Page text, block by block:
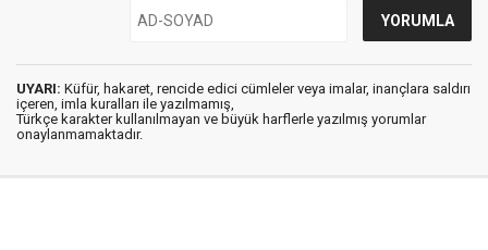
UYARI: Küfür, hakaret, rencide edici cümleler veya imalar, inançlara saldırı
içeren, imla kuralları ile yazılmamış,
Türkçe karakter kullanılmayan ve büyük harflerle yazılmış yorumlar
onaylanmamaktadır.